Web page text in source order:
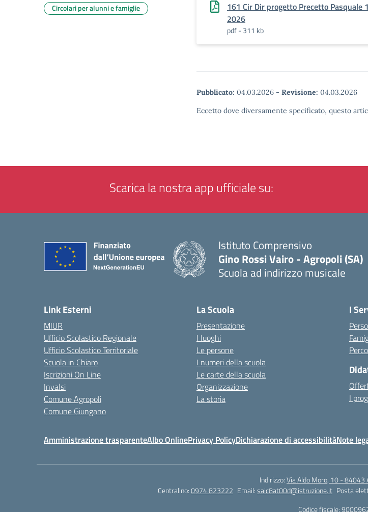
161 Cir Dir progetto Precetto Pasquale
2026
pdf - 311 kb
Pubblicato: 04.03.2026 - Revisione: 04.03.2026
Eccetto dove diversamente specificato, questo
Circolari per alunni e famiglie
Scarica la nostra app ufficiale su:
Istituto Comprensivo
Gino Rossi Vairo - Agropoli (SA)
Scuola ad indirizzo musicale
Link Esterni
MIUR
Ufficio Scolastico Regionale
Ufficio Scolastico Territoriale
Scuola in Chiaro
Iscrizioni On Line
Invalsi
Comune Agropoli
Comune Giungano
La Scuola
Presentazione
I luoghi
Le persone
I numeri della scuola
Le carte della scuola
Organizzazione
La storia
I
I
Amministrazione trasparenteAlbo OnlinePrivacy PolicyDichiarazione di accessibilitàNote
Indirizzo:Via Aldo Moro, 10 - 84043
Centralino:0974.823222 Email:saic8at00d@istruzione.it Posta
Codice fiscale: